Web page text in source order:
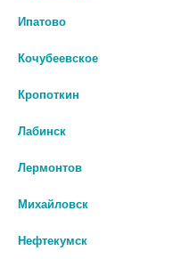
ДЕЗЛОРАТАДИН 5МГ. №30 ТАБ.
545 руб.
Ипатово
Кочубеевское
Кропоткин
Лабинск
Лермонтов
Михайловск
Нефтекумск